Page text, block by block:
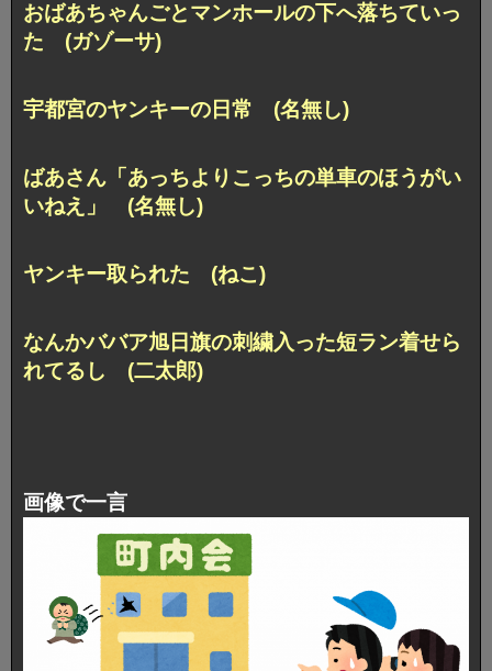
おばあちゃんごとマンホールの下へ落ちていっ
た (ガゾーサ)
宇都宮のヤンキーの日常 (名無し)
ばあさん「あっちよりこっちの単車のほうがい
いねえ」 (名無し)
ヤンキー取られた (ねこ)
なんかババア旭日旗の刺繍入った短ラン着せら
れてるし (二太郎)
画像で一言